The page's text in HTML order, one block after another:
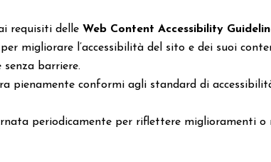
requisiti delle Web Content Accessibility
migliorare l’accessibilità del sito e dei suoi
barriere.
pienamente conformi agli standard di
periodicamente per riflettere miglioramenti o